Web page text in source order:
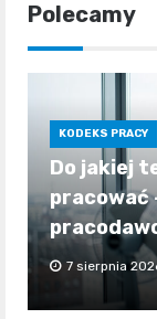
Polecamy
KODEKS PRACY
Do jakiej
pracować
7 sierpnia